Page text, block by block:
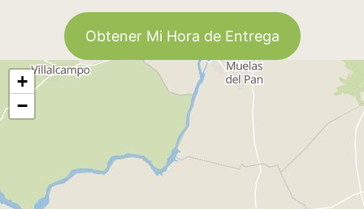
Obtener Mi Hora de Entrega
+
−